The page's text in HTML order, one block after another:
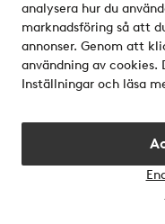
analysera hur du
marknadsföring så att
annonser. Genom att
användning av cookies.
Inställningar och läsa